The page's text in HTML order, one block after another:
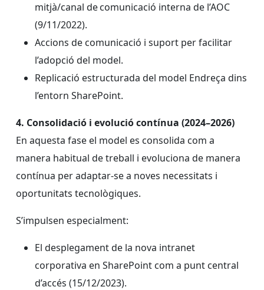
mitjà/canal de comunicació interna de l’AOC
(9/11/2022).
Accions de comunicació i suport per facilitar
l’adopció del model.
Replicació estructurada del model Endreça dins
l’entorn SharePoint.
4. Consolidació i evolució contínua (2024–2026)
En aquesta fase el model es consolida com a
manera habitual de treball i evoluciona de manera
contínua per adaptar-se a noves necessitats i
oportunitats tecnològiques.
S’impulsen especialment:
El desplegament de la nova intranet
corporativa en SharePoint com a punt central
d’accés (15/12/2023).